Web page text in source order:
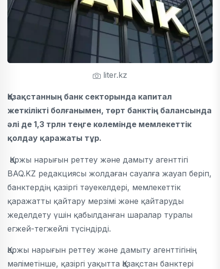
liter.kz
Қазақстанның банк секторында капитал
жеткілікті болғанымен, төрт банктің балансында
әлі де 1,3 трлн теңге көлемінде мемлекеттік
қолдау қаражаты тұр.
Қаржы нарығын реттеу және дамыту агенттігі
BAQ.KZ редакциясы жолдаған сауалға жауап беріп,
банктердің қазіргі тәуекелдері, мемлекеттік
қаражатты қайтару мерзімі және қайтаруды
жеделдету үшін қабылданған шаралар туралы
егжей-тегжейлі түсіндірді.
Қаржы нарығын реттеу және дамыту агенттігінің
мәліметінше, қазіргі уақытта Қазақстан банктері